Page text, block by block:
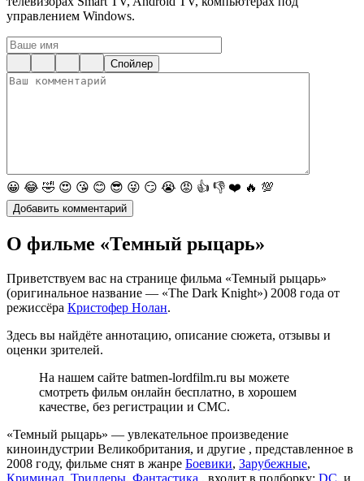
управлением Windows.
Спойлер
😀 😂 🤣 😍 😘 😊 😎 😜 😏 😭 😡 👍 👎 ❤️ 🔥 💯
О фильме «Темный рыцарь»
Приветствуем вас на странице фильма «Темный рыцарь»
(оригинальное название — «The Dark Knight») 2008 года от
режиссёра Кристофер Нолан.
Здесь вы найдёте аннотацию, описание сюжета, отзывы и
оценки зрителей.
На нашем сайте batmen-lordfilm.ru вы можете
смотреть фильм онлайн бесплатно, в хорошем
качестве, без регистрации и СМС.
«Темный рыцарь» — увлекательное произведение
киноиндустрии Великобритания, и другие , представленное в
2008 году, фильме снят в жанре Боевики, Зарубежные,